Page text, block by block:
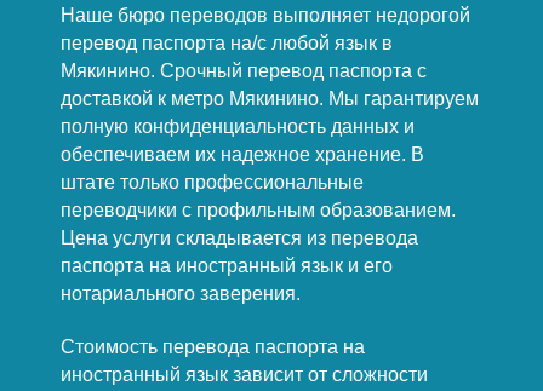
Наше бюро переводов выполняет недорогой
перевод паспорта на/с любой язык в
Мякинино. Срочный перевод паспорта с
доставкой к метро Мякинино. Мы гарантируем
полную конфиденциальность данных и
обеспечиваем их надежное хранение. В
штате только профессиональные
переводчики с профильным образованием.
Цена услуги складывается из перевода
паспорта на иностранный язык и его
нотариального заверения.
Стоимость перевода паспорта на
иностранный язык зависит от сложности